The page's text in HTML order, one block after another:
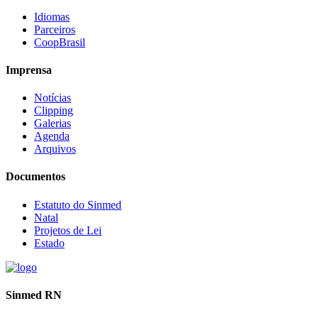
Idiomas
Parceiros
CoopBrasil
Imprensa
Notícias
Clipping
Galerias
Agenda
Arquivos
Documentos
Estatuto do Sinmed
Natal
Projetos de Lei
Estado
Sinmed RN